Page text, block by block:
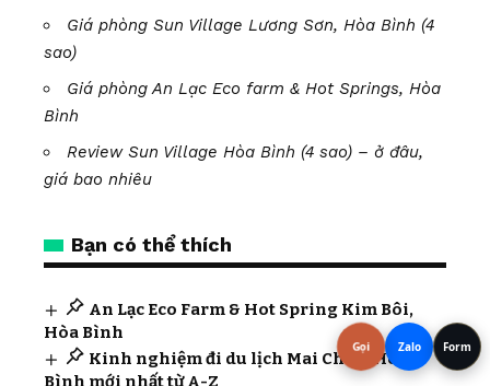
Giá phòng Sun Village Lương Sơn, Hòa Bình (4
sao)
Giá phòng An Lạc Eco farm & Hot Springs, Hòa
Bình
Review Sun Village Hòa Bình (4 sao) – ở đâu,
giá bao nhiêu
Bạn có thể thích
An Lạc Eco Farm & Hot Spring Kim Bôi,
Hòa Bình
Kinh nghiệm đi du lịch Mai Châu, Hòa
Bình mới nhất từ A-Z
Gọi Zalo Form